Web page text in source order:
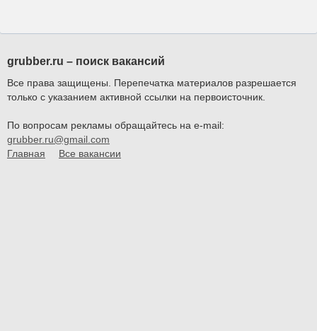
grubber.ru – поиск вакансий
Все права защищены. Перепечатка материалов разрешается
только с указанием активной ссылки на первоисточник.
По вопросам рекламы обращайтесь на e-mail:
grubber.ru@gmail.com
Главная
Все вакансии